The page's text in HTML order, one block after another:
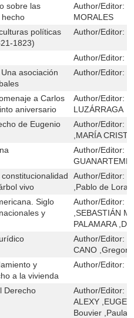
sobre las
hecho
Author/Editor:
MORALES
políticas
1823)
Author/Editor:
Author/Editor:
asociación
Author/Editor:
a Carlos
aniversario
Author/Editor:
LUZÁRRAGA
de Eugenio
Author/Editor:
,MARÍA
Author/Editor:
vivo
Author/Editor:
,Pablo de Lora
Siglo
y
Author/Editor:
,SEBASTIÁN
PALAMARA
Author/Editor:
CANO
y
a la vivienda
Author/Editor:
Derecho Author/Editor:
ALEXY
Bouvier ,Paula